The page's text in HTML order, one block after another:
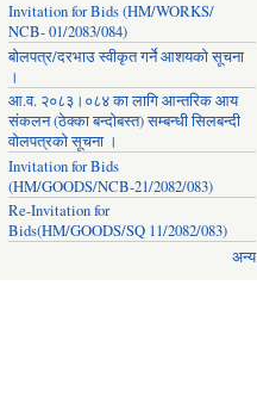
Invitation for Bids (HM/WORKS/
NCB- 01/2083/084)
बोलपत्र/दरभाउ स्वीकृत गर्ने आशयको सूचना
।
आ.व. २०८३।०८४ का लागि आन्तरिक आय
संकलन (ठेक्का बन्दोबस्त) सम्बन्धी सिलबन्दी
वोलपत्रको सूचना ।
Invitation for Bids
(HM/GOODS/NCB-21/2082/083)
Re-Invitation for
Bids(HM/GOODS/SQ 11/2082/083)
अन्य